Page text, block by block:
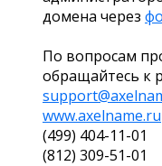
домена через
По вопросам
обращайтесь к
www.axelname.ru
(499) 404-11-01
(812) 309-51-01